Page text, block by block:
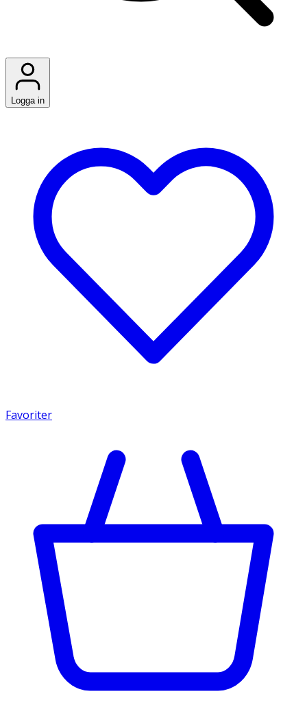
Logga in
Favoriter